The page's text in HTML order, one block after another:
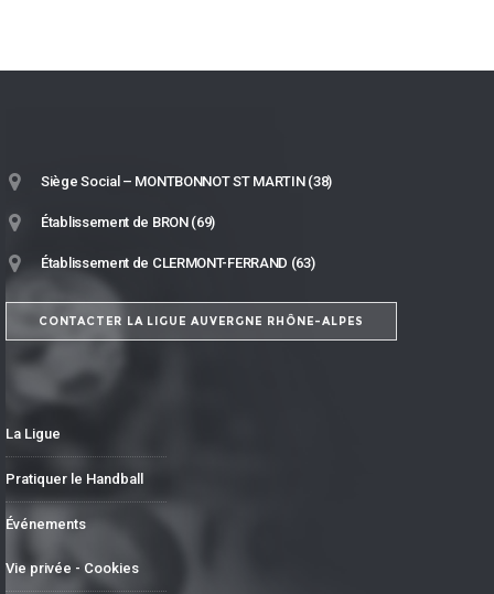
Siège Social – MONTBONNOT ST MARTIN (38)
Établissement de BRON (69)
Établissement de CLERMONT-FERRAND (63)
CONTACTER LA LIGUE AUVERGNE RHÔNE-ALPES
La Ligue
Pratiquer le Handball
Événements
Vie privée - Cookies